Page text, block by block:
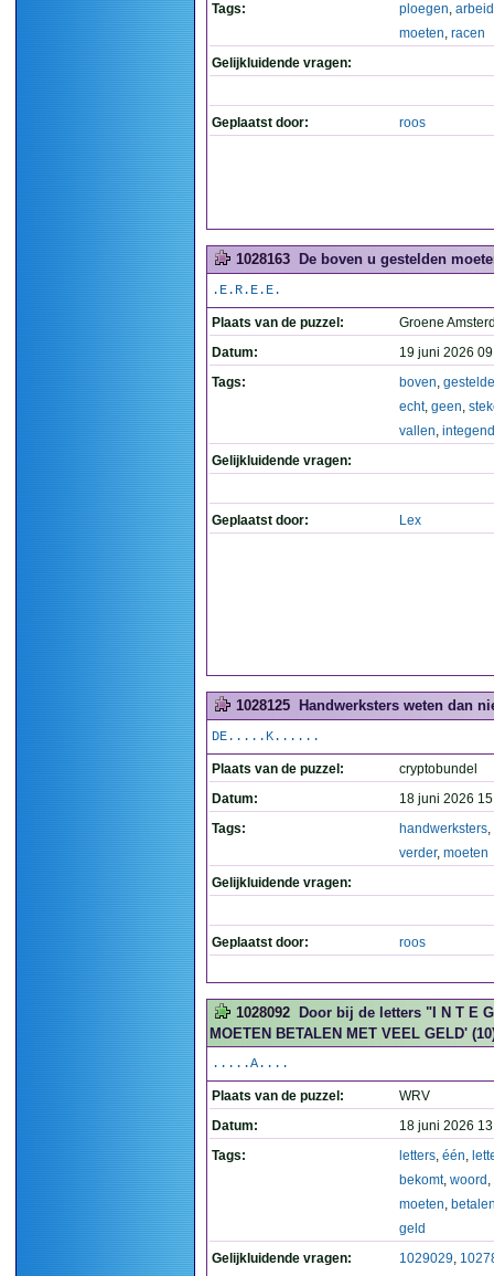
Tags:
ploegen,
moeten, racen
Gelijkluidende vragen:
Geplaatst door: roos
1028163 De boven u gestelden
.E.R.E.E.
Plaats van de puzzel:
Groene
Datum:
19 juni 2026
Tags:
boven,
echt, geen,
vallen,
Gelijkluidende vragen:
Geplaatst door: Lex
1028125 Handwerksters weten dan
DE.....K......
Plaats van de puzzel:
cryptobundel
Datum:
18 juni 2026
Tags:
handwerksters,
verder, moeten
Gelijkluidende vragen:
Geplaatst door: roos
1028092
Door bij de letters "I N T E
MOETEN BETALEN MET VEEL GELD'
.....A....
Plaats van de puzzel:
WRV
Datum:
18 juni 2026
Tags:
letters, één,
bekomt, woord ,
moeten,
geld
Gelijkluidende vragen:
1029029,